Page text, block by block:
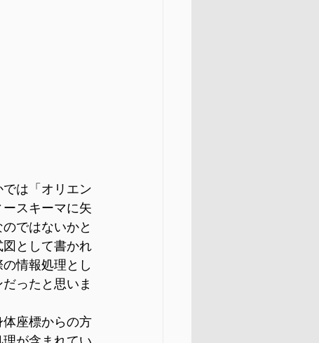
は「オリエン
スキーマに矢
ではないかと
として書かれ
情報処理とし
ったと思いま
座標からの方